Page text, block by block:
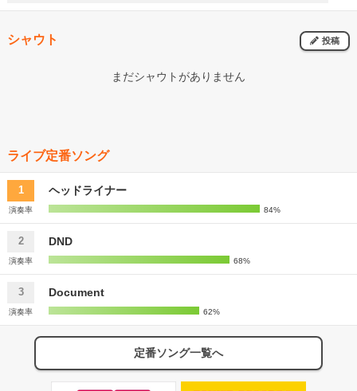
シャウト 投稿
まだシャウトがありません
ライブ定番ソング
1 ヘッドライナー
演奏率 84%
2 DND
演奏率 68%
3 Document
演奏率 62%
定番ソング一覧へ